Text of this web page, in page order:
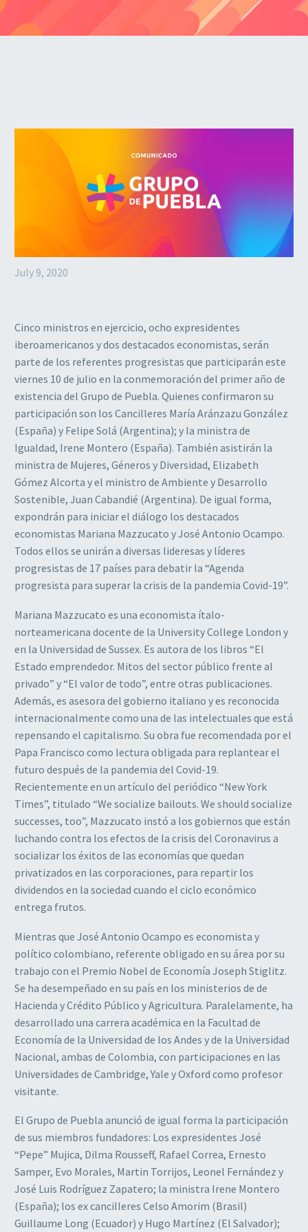
July 9, 2020
Cinco ministros en ejercicio, ocho expresidentes
iberoamericanos y dos destacados economistas, serán
parte de los referentes progresistas que participarán este
viernes 10 de julio en la conmemoración del primer año de
existencia del Grupo de Puebla. Quienes confirmaron su
participación son los Cancilleres María Aránzazu González
(España) y Felipe Solá (Argentina); y la ministra de
Igualdad, Irene Montero (España). También asistirán la
ministra de Mujeres, Géneros y Diversidad, Elizabeth
Gómez Alcorta y el ministro de Ambiente y Desarrollo
Sostenible, Juan Cabandié (Argentina). De igual forma,
expondrán para iniciar el diálogo los destacados
economistas Mariana Mazzucato y José Antonio Ocampo.
Todos ellos se unirán a diversas lideresas y líderes
progresistas de 17 países para debatir la “Agenda
progresista para superar la crisis de la pandemia Covid-19”.
Mariana Mazzucato es una economista ítalo-
norteamericana docente de la University College London y
en la Universidad de Sussex. Es autora de los libros “El
Estado emprendedor. Mitos del sector público frente al
privado” y “El valor de todo”, entre otras publicaciones.
Además, es asesora del gobierno italiano y es reconocida
internacionalmente como una de las intelectuales que está
repensando el capitalismo. Su obra fue recomendada por el
Papa Francisco como lectura obligada para replantear el
futuro después de la pandemia del Covid-19.
Recientemente en un artículo del periódico “New York
Times”, titulado “We socialize bailouts. We should socialize
successes, too”, Mazzucato instó a los gobiernos que están
luchando contra los efectos de la crisis del Coronavirus a
socializar los éxitos de las economías que quedan
privatizados en las corporaciones, para repartir los
dividendos en la sociedad cuando el ciclo económico
entrega frutos.
Mientras que José Antonio Ocampo es economista y
político colombiano, referente obligado en su área por su
trabajo con el Premio Nobel de Economía Joseph Stiglitz.
Se ha desempeñado en su país en los ministerios de de
Hacienda y Crédito Público y Agricultura. Paralelamente, ha
desarrollado una carrera académica en la Facultad de
Economía de la Universidad de los Andes y de la Universidad
Nacional, ambas de Colombia, con participaciones en las
Universidades de Cambridge, Yale y Oxford como profesor
visitante.
El Grupo de Puebla anunció de igual forma la participación
de sus miembros fundadores: Los expresidentes José
“Pepe” Mujica, Dilma Rousseff, Rafael Correa, Ernesto
Samper, Evo Morales, Martin Torrijos, Leonel Fernández y
José Luis Rodríguez Zapatero; la ministra Irene Montero
(España); los ex cancilleres Celso Amorim (Brasil)
Guillaume Long (Ecuador) y Hugo Martínez (El Salvador);